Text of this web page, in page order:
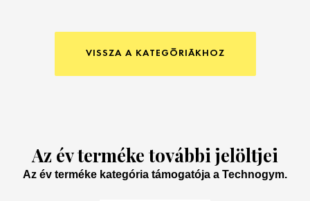
VISSZA A KATEGÓRIÁKHOZ
Az év terméke további jelöltjei
Az év terméke kategória támogatója a Technogym.